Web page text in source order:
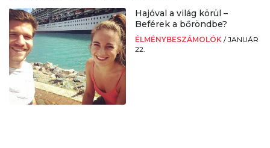
Hajóval a világ körül –
Beférek a bőröndbe?
ÉLMÉNYBESZÁMOLÓK /JANUÁR
22.